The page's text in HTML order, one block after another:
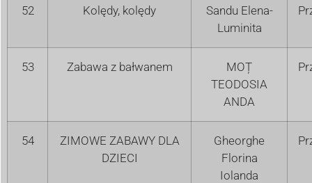
52 Kolędy, kolędy
Sandu Elena-
Luminita
53 Zabawa z bałwanem
MOȚ
TEODOSIA
ANDA
54
ZIMOWE ZABAWY DLA
DZIECI
Gheorghe
Florina
Iolanda